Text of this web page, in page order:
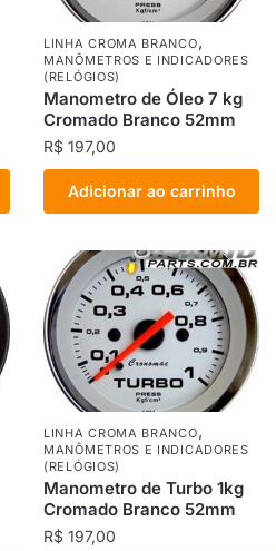
LINHA CROMA BRANCO,
MANÔMETROS E INDICADORES
(RELÓGIOS)
Manometro de Óleo 7 kg
Cromado Branco 52mm
R$ 197,00
Adicionar ao carrinho
LINHA CROMA BRANCO,
MANÔMETROS E INDICADORES
(RELÓGIOS)
Manometro de Turbo 1kg
Cromado Branco 52mm
R$ 197,00